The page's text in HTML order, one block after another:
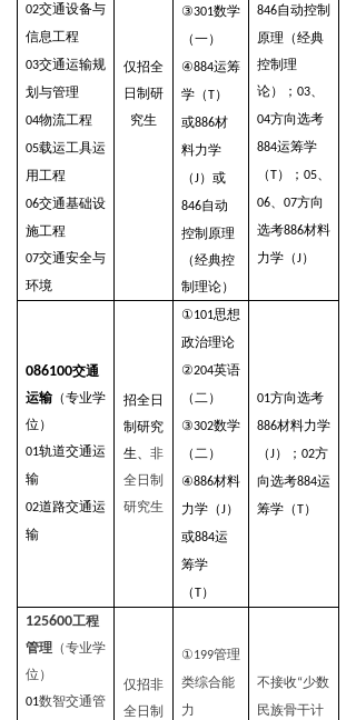
02交通设备与
信息工程
03交通运输规
划与管理
04物流工程
05载运工具运
用工程
06交通基础设
施工程
07交通安全与
环境
仅招全
日制研
究生
③301数学
（一）
④884运筹
学（T）
或886材
料力学
（J）或
846自动
控制原理
（经典控
制理论）
846自动控制
原理（经典
控制理
论）
； 03、
04方向选考
884运筹学
（T）； 05、
06、 07方向
选考886材料
力学（J）
086100交通
运输 （专业学
位）
01轨道交通运
输
02道路交通运
输
招全日
制研究
生、 非
全日制
研究生
①101思想
政治理论
②204英语
（二）
③302数学
（二）
④886材料
力学（J）
或884运
筹学
（T）
01方向选考
886材料力学
（J）； 02方
向选考884运
筹学（T）
125600工程
管理 （专业学
位）
01数智交通管
仅招非
全日制
①199管理
类综合能
力
不接收“少数
民族骨干计